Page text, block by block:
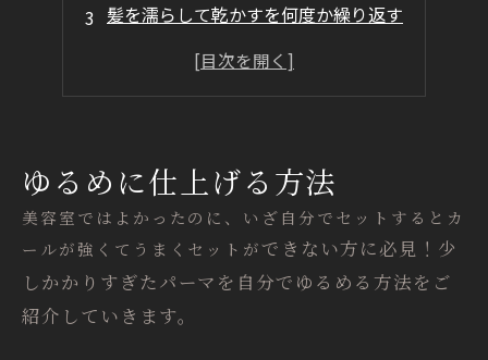
髪を濡らして乾かすを何度か繰り返す
パーマ落としをする
ゆるめに仕上げる方法
美容室ではよかったのに、いざ自分でセットするとカ
ールが強くてうまくセットができない方に必見！少
しかかりすぎたパーマを自分でゆるめる方法をご
紹介していきます。